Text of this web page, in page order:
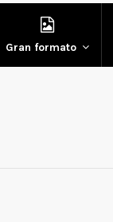
Gran formato